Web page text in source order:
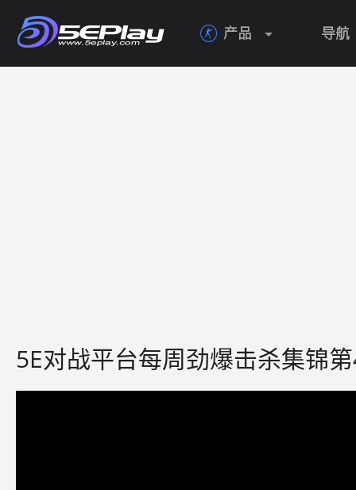
 产品 导航
5E对战平台每周劲爆击杀集锦